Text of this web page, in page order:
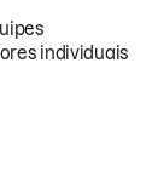
individuais